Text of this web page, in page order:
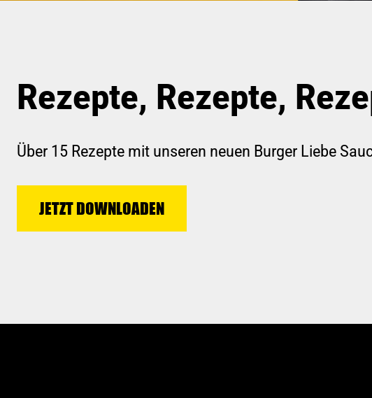
Rezepte, Rezepte,
Über 15 Rezepte mit unseren neuen Burger Liebe
JETZT DOWNLOADEN